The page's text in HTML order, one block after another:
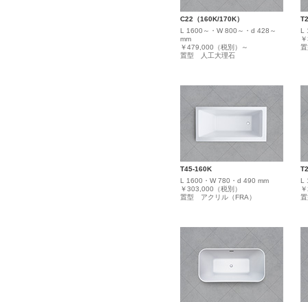
C22（160K/170K）
L 1600～・W 800～・d 428～
mm
￥479,000（税別）～
置型 人工大理石
L
T45-160K
L 1600・W 780・d 490 mm
￥303,000（税別）
置型 アクリル（FRA）
L